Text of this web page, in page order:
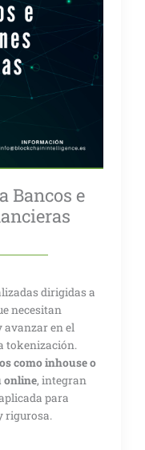
Bancos e
dirigidas a
necesitan
avanzar en el
tokenización.
como inhouse o
online, integran
para
rigurosa.